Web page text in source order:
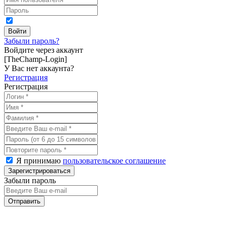
Забыли пароль?
Войдите через аккаунт
[TheChamp-Login]
У Вас нет аккаунта?
Регистрация
Регистрация
Я принимаю пользовательское соглашение
Забыли пароль